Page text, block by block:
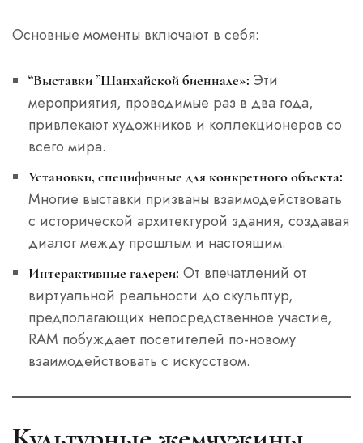
Основные моменты включают в себя:
“Выставки ”Шанхайской биеннале»: Эти
мероприятия, проводимые раз в два года,
привлекают художников и коллекционеров со
всего мира.
Установки, специфичные для конкретного объекта:
Многие выставки призваны взаимодействовать
с исторической архитектурой здания, создавая
диалог между прошлым и настоящим.
Интерактивные галереи: От впечатлений от
виртуальной реальности до скульптур,
предполагающих непосредственное участие,
RAM побуждает посетителей по-новому
взаимодействовать с искусством.